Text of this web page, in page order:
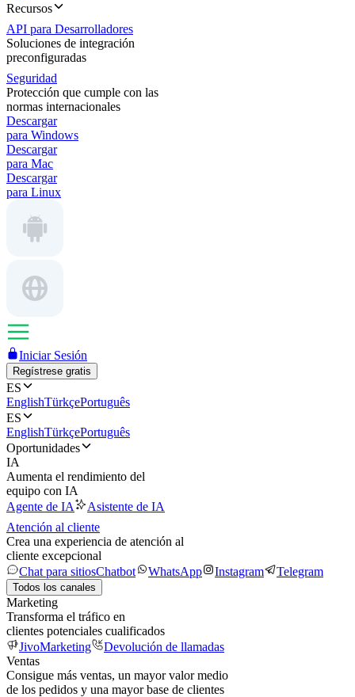
Recursos
API para Desarrolladores
Soluciones de integración
preconfiguradas
Seguridad
Protección que cumple con las
normas internacionales
Descargar
para Windows
Descargar
para Mac
Descargar
para Linux
Iniciar Sesión
Regístrese gratis
ES
EnglishTürkçePortuguês
ES
EnglishTürkçePortuguês
Oportunidades
IA
Aumenta el rendimiento del
equipo con IA
Agente de IA
Asistente de IA
Atención al cliente
Crea una experiencia de atención al
cliente excepcional
Chat para sitiosChatbot WhatsApp Instagram Telegram
Todos los canales
Marketing
Transforma el tráfico en
clientes potenciales cualificados
JivoMarketing
Devolución de llamadas
Ventas
Consigue más ventas, un mayor valor medio
de los pedidos y una mayor base de clientes